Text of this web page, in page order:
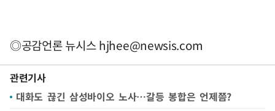
◎공감언론 뉴시스hjhee@newsis.com
관련기사
대화도 끊긴 삼성바이오 노사…갈등 봉합은 언제쯤?